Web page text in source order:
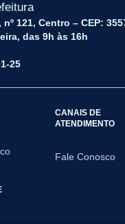
121, Centro – CEP:
das 9h às 16h
25
CANAIS DE
ATENDIMENTO
Fale Conosco